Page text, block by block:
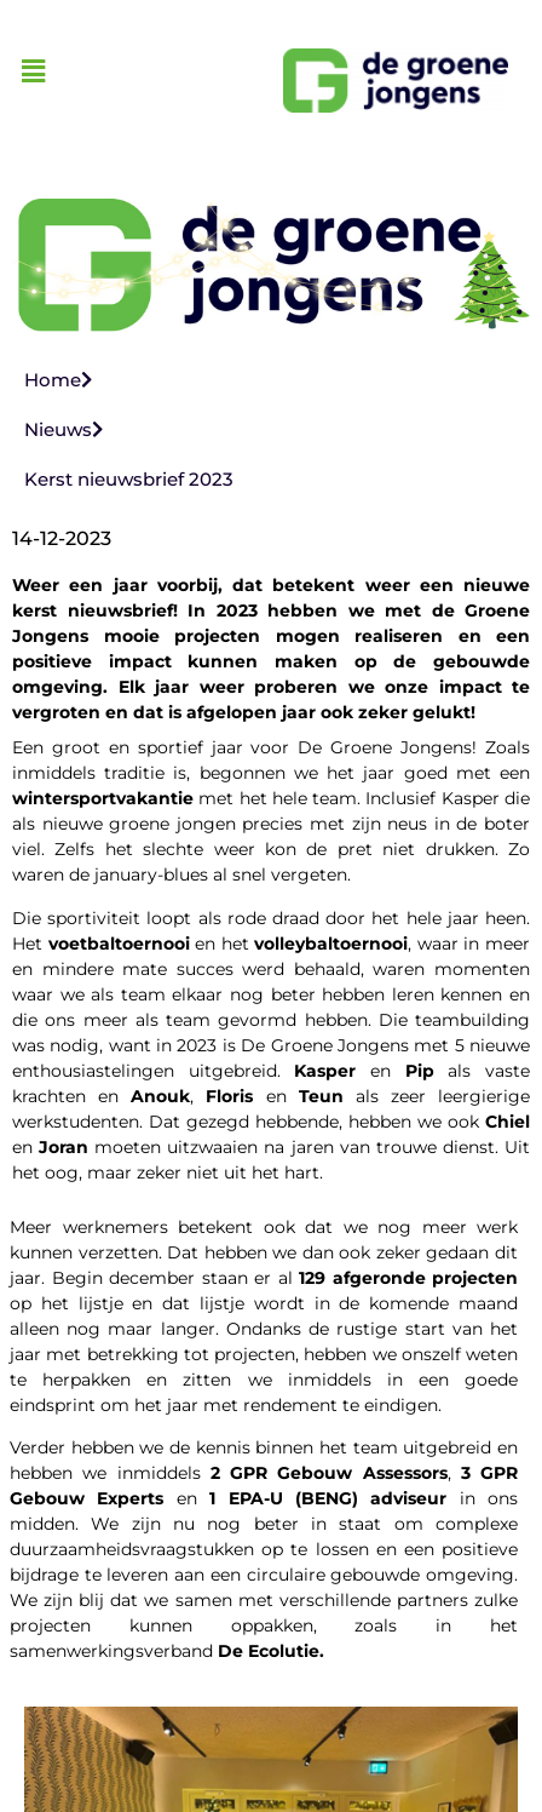
Home
Nieuws
Kerst nieuwsbrief 2023
14-12-2023
Weer een jaar voorbij, dat betekent weer een nieuwe
kerst nieuwsbrief! In 2023 hebben we met de Groene
Jongens mooie projecten mogen realiseren en een
positieve impact kunnen maken op de gebouwde
omgeving. Elk jaar weer proberen we onze impact te
vergroten en dat is afgelopen jaar ook zeker gelukt!
Een groot en sportief jaar voor De Groene Jongens! Zoals
inmiddels traditie is, begonnen we het jaar goed met een
wintersportvakantie met het hele team. Inclusief Kasper die
als nieuwe groene jongen precies met zijn neus in de boter
viel. Zelfs het slechte weer kon de pret niet drukken. Zo
waren de january-blues al snel vergeten.
Die sportiviteit loopt als rode draad door het hele jaar heen.
Het voetbaltoernooien hetvolleybaltoernooi, waar in meer
en mindere mate succes werd behaald, waren momenten
waar we als team elkaar nog beter hebben leren kennen en
die ons meer als team gevormd hebben. Die teambuilding
was nodig, want in 2023 is De Groene Jongens met 5 nieuwe
enthousiastelingen uitgebreid. Kasper en Pipals vaste
krachten en Anouk, Floris en Teun als zeer leergierige
werkstudenten. Dat gezegd hebbende, hebben we ook Chiel
en Joran moeten uitzwaaien na jaren van trouwe dienst. Uit
het oog, maar zeker niet uit het hart.
Meer werknemers betekent ook dat we nog meer werk
kunnen verzetten. Dat hebben we dan ook zeker gedaan dit
jaar. Begin december staan er al 129 afgeronde projecten
op het lijstje en dat lijstje wordt in de komende maand
alleen nog maar langer. Ondanks de rustige start van het
jaar met betrekking tot projecten, hebben we onszelf weten
te herpakken en zitten we inmiddels in een goede
eindsprint om het jaar met rendement te eindigen.
Verder hebben we de kennis binnen het team uitgebreid en
hebben we inmiddels 2 GPR Gebouw Assessors, 3 GPR
Gebouw Experts en1 EPA-U (BENG) adviseur in ons
midden. We zijn nu nog beter in staat om complexe
duurzaamheidsvraagstukken op te lossen en een positieve
bijdrage te leveren aan een circulaire gebouwde omgeving.
We zijn blij dat we samen met verschillende partners zulke
projecten kunnen oppakken, zoals in het
samenwerkingsverband De Ecolutie.